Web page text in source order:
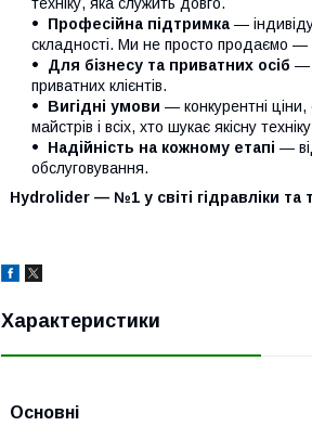
техніку, яка служить довго.
Професійна підтримка —
складності. Ми не просто продаємо —
Для бізнесу та приватних осіб —
приватних клієнтів.
Вигідні умови — конкурентні ціни,
майстрів і всіх, хто шукає якісну
Надійність на кожному етапі —
обслуговування.
Hydrolider — №1 у світі гідравліки та
Характеристики
Основні